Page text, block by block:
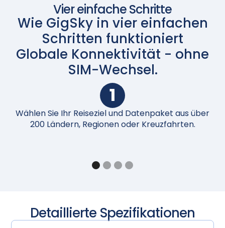
Vier einfache Schritte
Wie GigSky in vier einfachen
Schritten funktioniert
Globale Konnektivität - ohne
SIM-Wechsel.
1
Wählen Sie Ihr Reiseziel und Datenpaket aus über
200 Ländern, Regionen oder Kreuzfahrten.
Detaillierte Spezifikationen